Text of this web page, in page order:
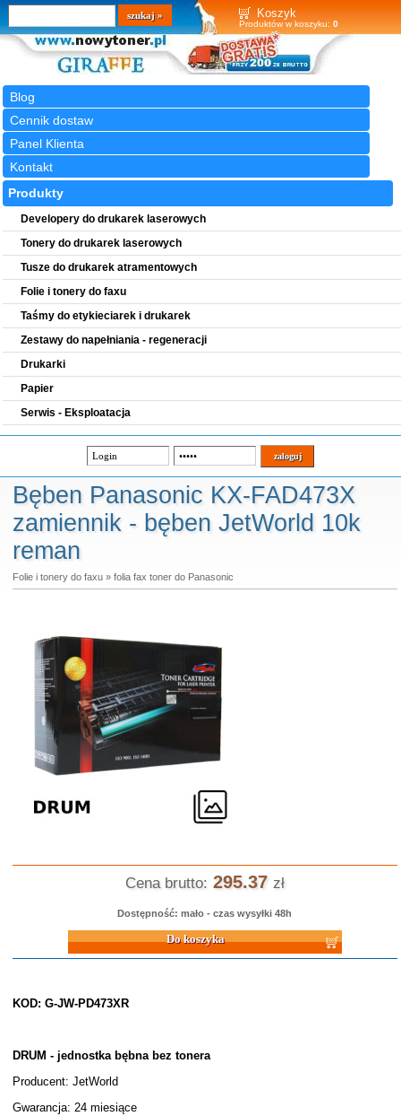
Koszyk
Produktów w koszyku: 0
Blog
Cennik dostaw
Panel Klienta
Kontakt
Wyszukiwarka
szukaj
Produkty
Developery do drukarek laserowych
Tonery do drukarek laserowych
Tusze do drukarek atramentowych
Folie i tonery do faxu
Taśmy do etykieciarek i drukarek
Zestawy do napełniania - regeneracji
Drukarki
Papier
Serwis - Eksploatacja
Bęben Panasonic KX-FAD473X
zamiennik - bęben JetWorld 10k
reman
Folie i tonery do faxu» folia fax toner do Panasonic
Cena brutto: 295.37 zł
Dostępność: mało - czas wysyłki 48h
Do koszyka
KOD: G-JW-PD473XR
DRUM - jednostka bębna bez tonera
Producent: JetWorld
Gwarancja: 24 miesiące